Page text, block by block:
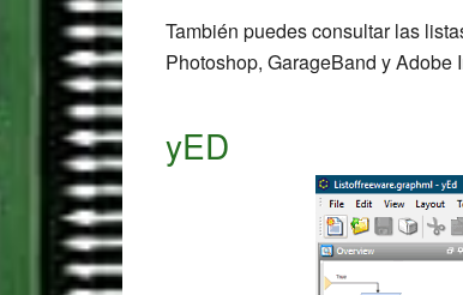
También puedes consultar las
Photoshop, GarageBand y Adobe
yED